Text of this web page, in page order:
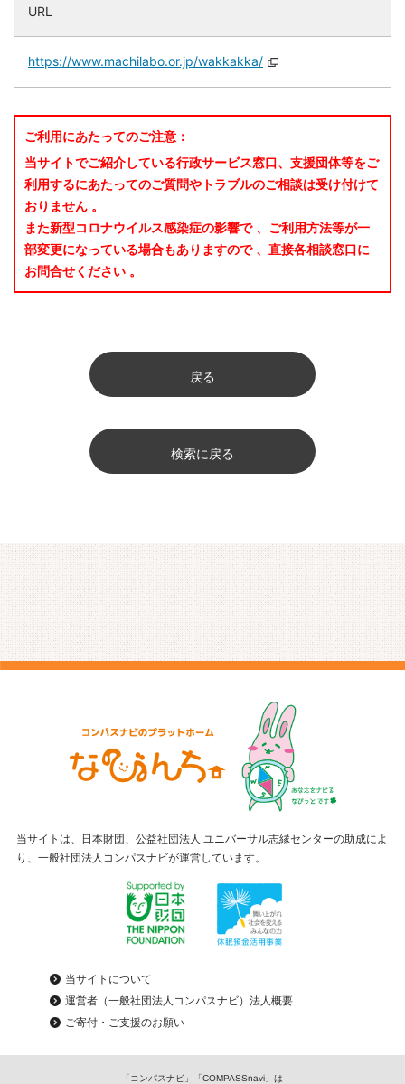
URL
https://www.machilabo.or.jp/wakkakka/
ご利用にあたってのご注意：
当サイトでご紹介している行政サービス窓口、支援団体等をご
利用するにあたってのご質問やトラブルのご相談は受け付けて
おりません 。
また新型コロナウイルス感染症の影響で 、ご利用方法等が一
部変更になっている場合もありますので 、直接各相談窓口に
お問合せください 。
戻る
検索に戻る
当サイトは、日本財団、公益社団法人 ユニバーサル志縁センターの助成によ
り、一般社団法人コンパスナビが運営しています。
当サイトについて
運営者（一般社団法人コンパスナビ）法人概要
ご寄付・ご支援のお願い
「コンパスナビ」「COMPASSnavi」は